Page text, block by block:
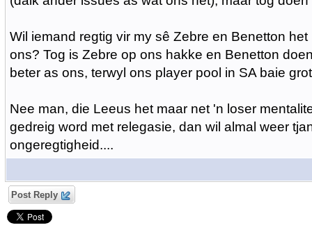
Wil iemand regtig vir my sê Zebre en Benetton
ons? Tog is Zebre op ons hakke en Benetton
beter as ons, terwyl ons player pool in SA baie
Nee man, die Leeus het maar net 'n loser
gedreig word met relegasie, dan wil almal weer
ongeregtigheid....
Post Reply